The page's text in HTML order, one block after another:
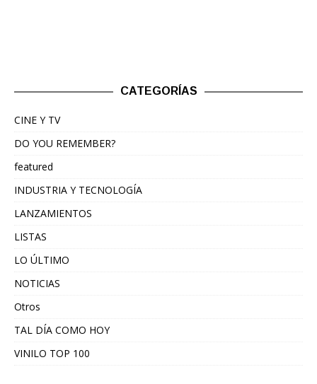
CATEGORÍAS
CINE Y TV
DO YOU REMEMBER?
featured
INDUSTRIA Y TECNOLOGÍA
LANZAMIENTOS
LISTAS
LO ÚLTIMO
NOTICIAS
Otros
TAL DÍA COMO HOY
VINILO TOP 100